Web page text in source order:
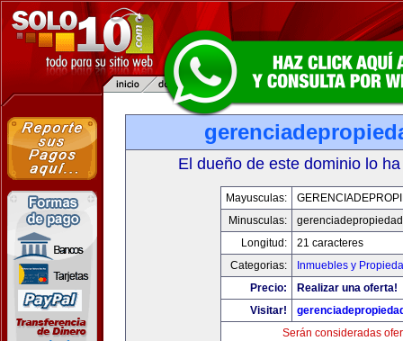
El dueño de este dominio lo
Mayusculas:
Minusculas:
Longitud:
21 caracteres
Categorias:
Inmuebles y
Precio:
Realizar una oferta!
Visitar!
Serán consideradas